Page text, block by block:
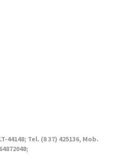
44148; Tel. (8 37) 425136, Mob.